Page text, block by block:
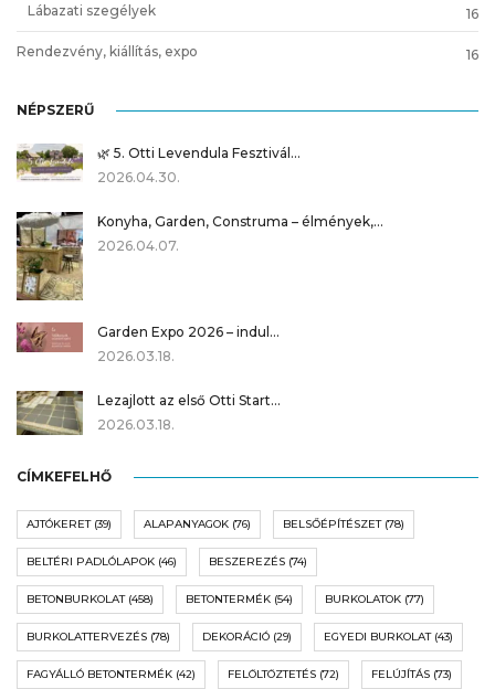
Lábazati szegélyek 16
Rendezvény, kiállítás, expo 16
NÉPSZERŰ
🌿 5. Otti Levendula Fesztivál…
2026.04.30.
Konyha, Garden, Construma – élmények,…
2026.04.07.
Garden Expo 2026 – indul…
2026.03.18.
Lezajlott az első Otti Start…
2026.03.18.
CÍMKEFELHŐ
AJTÓKERET(39) ALAPANYAGOK (76) BELSŐÉPÍTÉSZET(78)
BELTÉRI PADLÓLAPOK (46) BESZEREZÉS (74)
BETONBURKOLAT(458) BETONTERMÉK (54) BURKOLATOK (77)
BURKOLATTERVEZÉS (78) DEKORÁCIÓ (29) EGYEDI BURKOLAT(43)
FAGYÁLLÓ BETONTERMÉK (42) FELÖLTÖZTETÉS (72) FELÚJÍTÁS (73)